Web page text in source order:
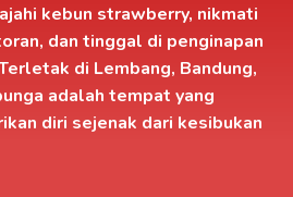
kebun strawberry, nikmati
, dan tinggal di penginapan
di Lembang, Bandung,
adalah tempat yang
diri sejenak dari kesibukan